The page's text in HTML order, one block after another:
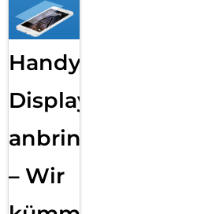
Handy
Displayfolie
anbringen
– Wir